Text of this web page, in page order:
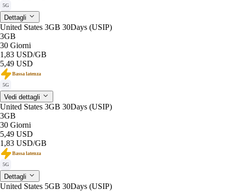
5G
Dettagli
United States 3GB 30Days (USIP)
3GB
30 Giorni
1,83 USD/GB
5,49 USD
Bassa latenza
5G
Vedi dettagli
United States 3GB 30Days (USIP)
3GB
30 Giorni
5,49 USD
1,83 USD/GB
Bassa latenza
5G
Dettagli
United States 5GB 30Days (USIP)